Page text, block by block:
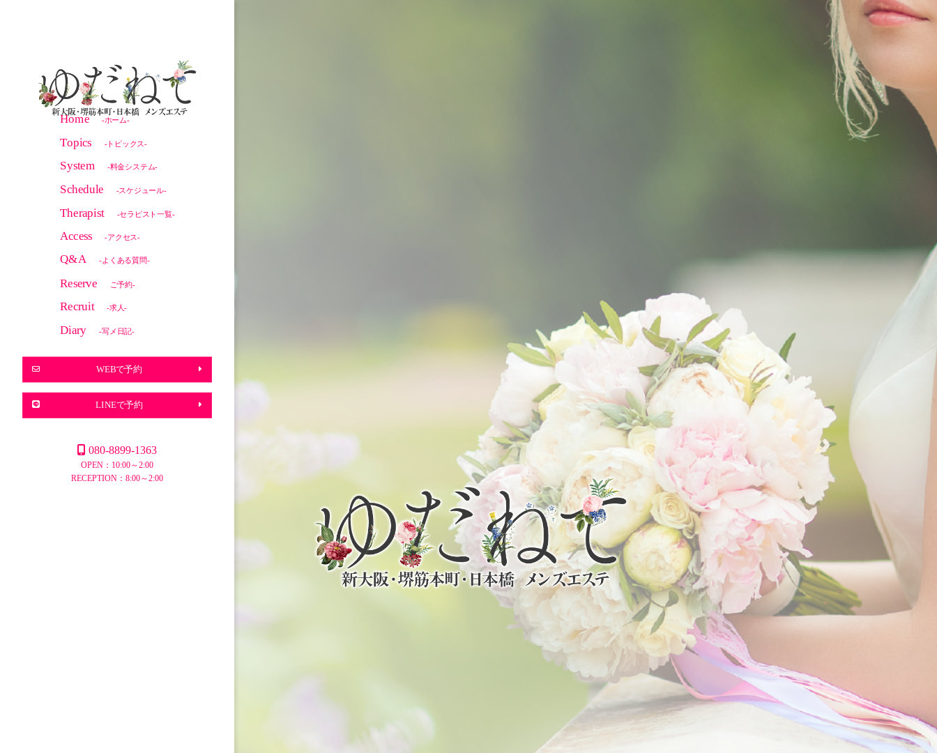
Home -ホーム-
Topics -トピックス-
System -料金システム-
Schedule -スケジュール-
Therapist -セラピスト一覧-
Access -アクセス-
Q&A -よくある質問-
Reserve ご予約-
Recruit -求人-
Diary -写メ日記-
WEBで予約
LINEで予約
080-8899-1363
OPEN：10:00～2:00
RECEPTION：8:00～2:00